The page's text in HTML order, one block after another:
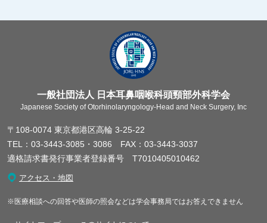
一般社団法人 日本耳鼻咽喉科頭頸部外科学会
Japanese Society of Otorhinolaryngology-Head and Neck Surgery, Inc
〒108-0074 東京都港区高輪 3-25-22
TEL：03-3443-3085・3086 FAX：03-3443-3037
適格請求書発行事業者登録番号 T7010405010462
アクセス・地図
※医療相談への回答や医師の照会などは学会事務局ではお答えできません